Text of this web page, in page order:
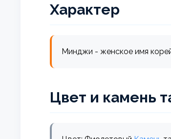
Характер
Минджи - женское имя
Цвет и камень